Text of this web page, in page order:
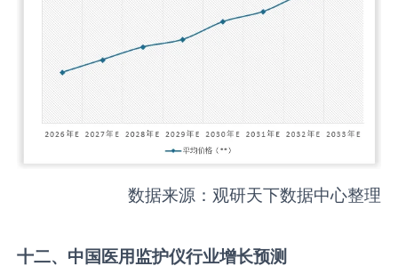
数据来源：观研天下数据中心整理
十二、中国医用监护仪行业增长预测